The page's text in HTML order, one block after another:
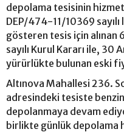
depolama tesisinin
DEP/474-11/10369
gösteren tesis için
sayılı Kurul Kararı ile, 30
yürürlükte bulunan eski
Altınova Mahallesi 236.
adresindeki tesiste
depolanmaya devam
birlikte günlük depolama